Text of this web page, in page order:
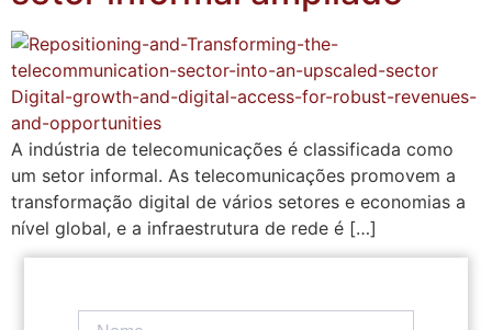
A indústria de telecomunicações é classificada como
um setor informal. As telecomunicações promovem a
transformação digital de vários setores e economias a
nível global, e a infraestrutura de rede é […]